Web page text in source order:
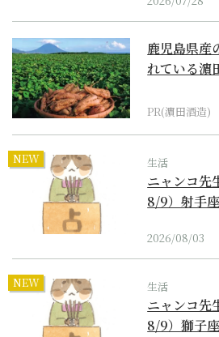
鹿児島県産
れている濵
PR(濵田酒造)
NEW 生活
ニャンコ先
8/9）射手
2026/08/03
NEW 生活
ニャンコ先
8/9）獅子